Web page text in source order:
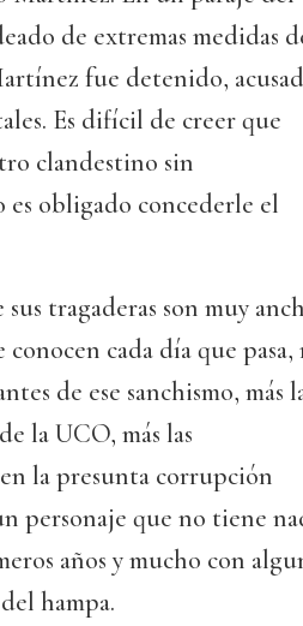
de extremas medidas
fue detenido,
Es difícil de creer que
clandestino sin
es obligado concederle el
tragaderas son muy
cada día que pasa,
de ese sanchismo, más
la UCO, más las
la presunta corrupción
personaje que no tiene
años y mucho con
hampa.